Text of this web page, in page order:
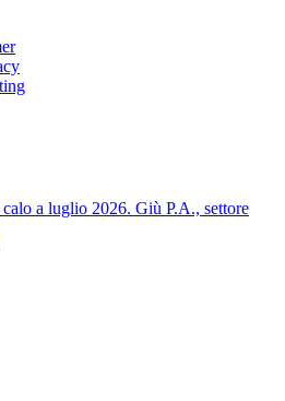
a luglio 2026. Giù P.A., settore